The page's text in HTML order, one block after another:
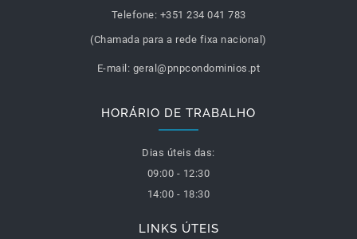
Telefone: +351 234 041 783
(Chamada para a rede fixa nacional)
E-mail: geral@pnpcondominios.pt
HORÁRIO DE TRABALHO
Dias úteis das:
09:00 - 12:30
14:00 - 18:30
LINKS ÚTEIS